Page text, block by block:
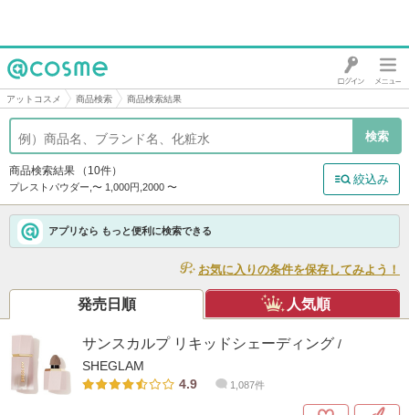
@cosme
アットコスメ 商品検索 商品検索結果
商品検索結果 （10件）
プレストパウダー,〜 1,000円,2000 〜
絞込み
アプリなら もっと便利に検索できる
お気に入りの条件を保存してみよう！
発売日順 人気順
サンスカルプ リキッドシェーディング /
SHEGLAM
4.9
1,087件